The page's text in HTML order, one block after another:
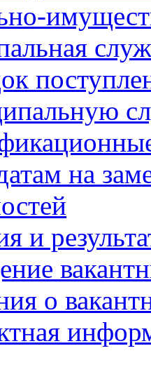
на
и
о